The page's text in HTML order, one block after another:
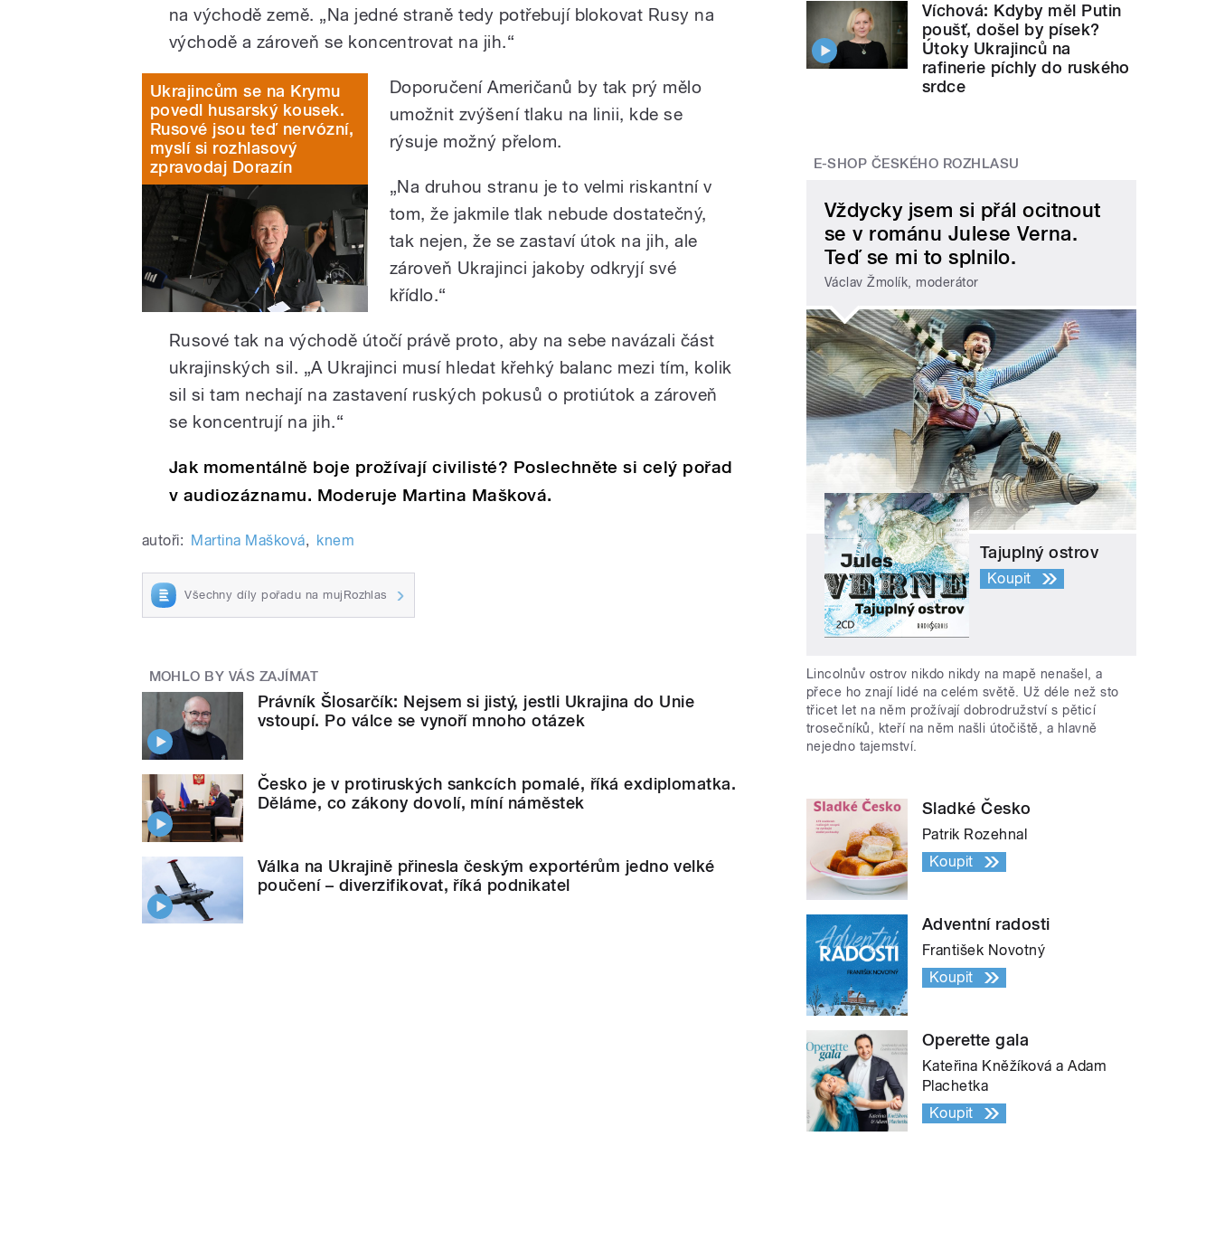
na východě země. „Na jedné straně tedy potřebují blokovat Rusy na
východě a zároveň se koncentrovat na jih.“
Ukrajincům se na Krymu
povedl husarský kousek.
Rusové jsou teď nervózní,
myslí si rozhlasový
zpravodaj Dorazín
Doporučení Američanů by tak prý mělo
umožnit zvýšení tlaku na linii, kde se
rýsuje možný přelom.
„Na druhou stranu je to velmi riskantní v
tom, že jakmile tlak nebude dostatečný,
tak nejen, že se zastaví útok na jih, ale
zároveň Ukrajinci jakoby odkryjí své
křídlo.“
Rusové tak na východě útočí právě proto, aby na sebe navázali část
ukrajinských sil. „A Ukrajinci musí hledat křehký balanc mezi tím, kolik
sil si tam nechají na zastavení ruských pokusů o protiútok a zároveň
se koncentrují na jih.“
Jak momentálně boje prožívají civilisté? Poslechněte si celý pořad
v audiozáznamu. Moderuje Martina Mašková.
autoři: Martina Mašková, knem
Všechny díly pořadu na mujRozhlas
MOHLO BY VÁS ZAJÍMAT
Právník Šlosarčík: Nejsem si jistý, jestli Ukrajina do Unie
vstoupí. Po válce se vynoří mnoho otázek
Česko je v protiruských sankcích pomalé, říká exdiplomatka.
Děláme, co zákony dovolí, míní náměstek
Válka na Ukrajině přinesla českým exportérům jedno velké
poučení – diverzifikovat, říká podnikatel
Víchová: Kdyby měl Putin
poušť, došel by písek?
Útoky Ukrajinců na
rafinerie píchly do ruského
srdce
E-SHOP ČESKÉHO ROZHLASU
Vždycky jsem si přál ocitnout
se v románu Julese Verna.
Teď se mi to splnilo.
Václav Žmolík, moderátor
Tajuplný ostrov
Koupit
Lincolnův ostrov nikdo nikdy na mapě nenašel, a
přece ho znají lidé na celém světě. Už déle než sto
třicet let na něm prožívají dobrodružství s pěticí
trosečníků, kteří na něm našli útočiště, a hlavně
nejedno tajemství.
Sladké Česko
Patrik Rozehnal
Koupit
Adventní radosti
František Novotný
Koupit
Operette gala
Kateřina Kněžíková a Adam
Plachetka
Koupit